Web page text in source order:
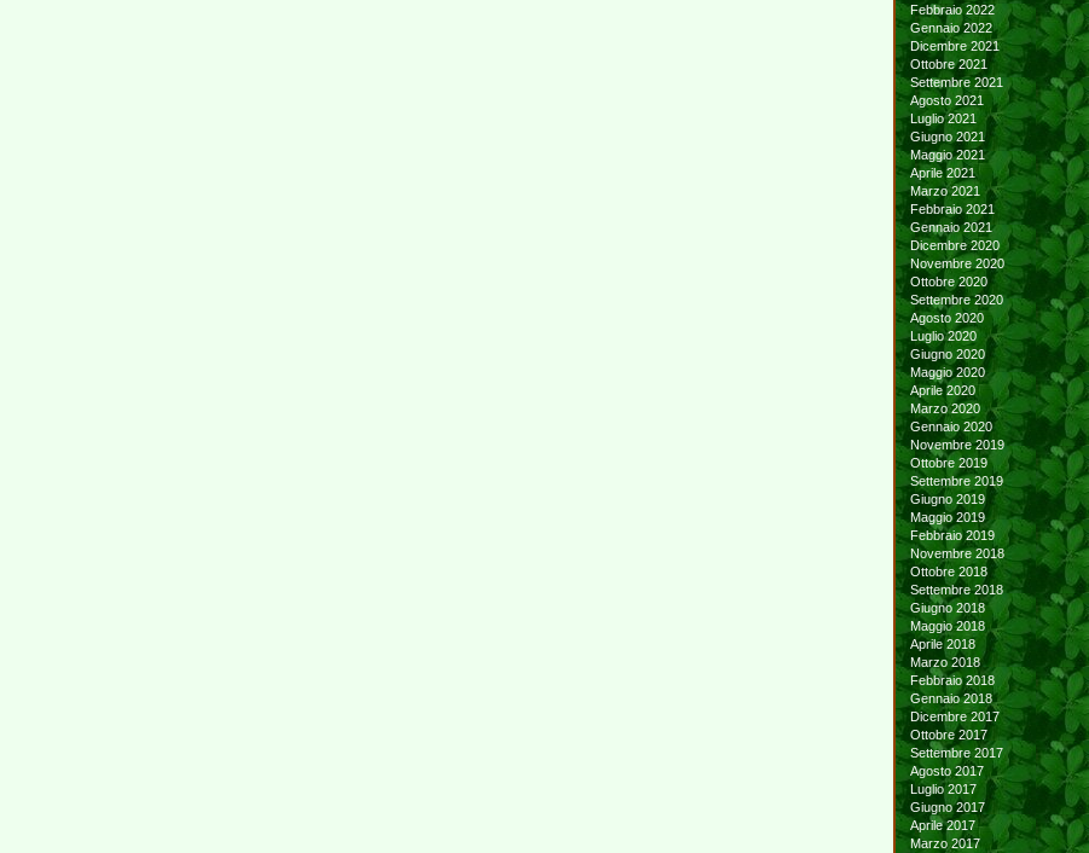
Febbraio 2022
Gennaio 2022
Dicembre 2021
Ottobre 2021
Settembre 2021
Agosto 2021
Luglio 2021
Giugno 2021
Maggio 2021
Aprile 2021
Marzo 2021
Febbraio 2021
Gennaio 2021
Dicembre 2020
Novembre 2020
Ottobre 2020
Settembre 2020
Agosto 2020
Luglio 2020
Giugno 2020
Maggio 2020
Aprile 2020
Marzo 2020
Gennaio 2020
Novembre 2019
Ottobre 2019
Settembre 2019
Giugno 2019
Maggio 2019
Febbraio 2019
Novembre 2018
Ottobre 2018
Settembre 2018
Giugno 2018
Maggio 2018
Aprile 2018
Marzo 2018
Febbraio 2018
Gennaio 2018
Dicembre 2017
Ottobre 2017
Settembre 2017
Agosto 2017
Luglio 2017
Giugno 2017
Aprile 2017
Marzo 2017